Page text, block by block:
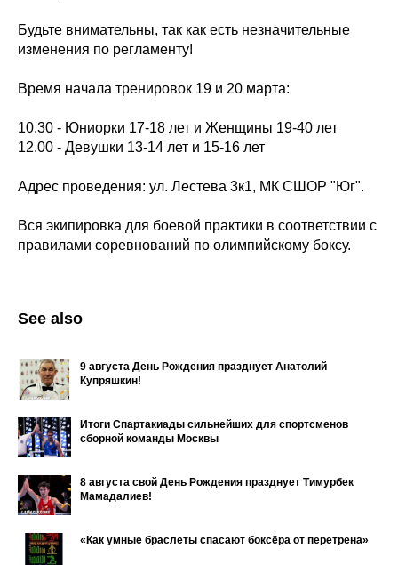
Будьте внимательны, так как есть незначительные
изменения по регламенту!
Время начала тренировок 19 и 20 марта:
10.30 - Юниорки 17-18 лет и Женщины 19-40 лет
12.00 - Девушки 13-14 лет и 15-16 лет
Адрес проведения: ул. Лестева 3к1, МК СШОР "Юг".
Вся экипировка для боевой практики в соответствии с
правилами соревнований по олимпийскому боксу.
See also
9 августа День Рождения празднует Анатолий
Купряшкин!
Итоги Спартакиады сильнейших для спортсменов
сборной команды Москвы
8 августа свой День Рождения празднует Тимурбек
Мамадалиев!
«Как умные браслеты спасают боксёра от перетрена»